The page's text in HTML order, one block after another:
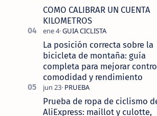
COMO CALIBRAR UN CUENTA
KILOMETROS
La posición correcta sobre la
bicicleta de montaña: guía
completa para mejorar
comodidad y rendimiento
Prueba de ropa de ciclismo
AliExpress: maillot y culotte,